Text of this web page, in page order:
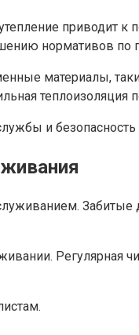
приводит
нормативов по
материалы,
теплоизоляция
и
Регулярная